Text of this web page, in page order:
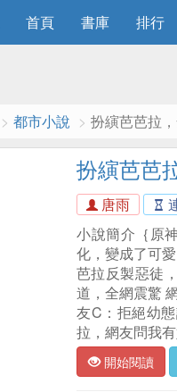
首頁 書庫 排行
都市小說 扮縯芭芭拉
扮縯芭芭
唐雨
小說簡介｛原
化，變成了可
芭拉反製惡徒
道，全網震驚
友C：拒絕幼
拉，網友問我
開始閱讀